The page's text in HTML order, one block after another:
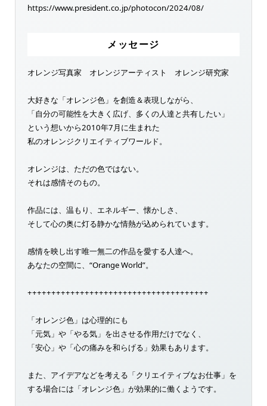
https://www.president.co.jp/photocon/2024/08/
メッセージ
オレンジ写真家 オレンジアーティスト オレンジ研究家
大好きな「オレンジ色」を創造＆表現しながら、
「自分の可能性を大きく広げ、多くの人達と共有したい」
という想いから2010年7月に生まれた
私のオレンジクリエイティブワールド。
オレンジは、ただの色ではない。
それは感情そのもの。
作品には、温もり、エネルギー、懐かしさ、
そして心の奥に灯る静かな情熱が込められています。
感情を映し出す唯一無二の作品を愛する人達へ。
あなたの空間に、“Orange World”。
++++++++++++++++++++++++++++++++++++++
「オレンジ色」は心理的にも
「元気」や「やる気」を出させる作用だけでなく、
「安心」や「心の痛みを和らげる」効果もあります。
また、アイデアなどを考える「クリエイティブなお仕事」を
する場合には「オレンジ色」が効果的に働くようです。